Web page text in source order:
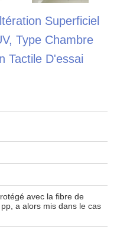
Superficiel
Type Chambre
Tactile D'essai
avec la fibre de
a alors mis dans le cas